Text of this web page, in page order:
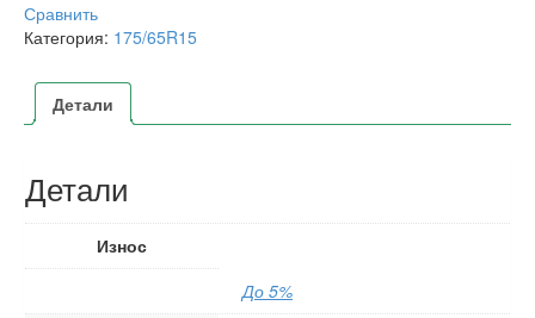
Сравнить
Категория: 175/65R15
Детали
Детали
Износ
До 5%